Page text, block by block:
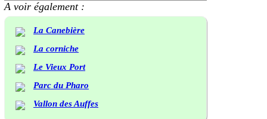
A voir également :
La Canebière
La corniche
Le Vieux Port
Parc du Pharo
Vallon des Auffes